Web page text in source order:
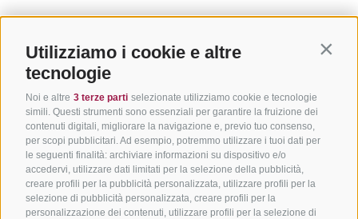
Utilizziamo i cookie e altre
tecnologie
Noi e altre 3 terze parti selezionate utilizziamo cookie e tecnologie
simili. Questi strumenti sono essenziali per garantire la fruizione dei
contenuti digitali, migliorare la navigazione e, previo tuo consenso,
per scopi pubblicitari. Ad esempio, potremmo utilizzare i tuoi dati per
le seguenti finalità: archiviare informazioni su dispositivo e/o
accedervi, utilizzare dati limitati per la selezione della pubblicità,
creare profili per la pubblicità personalizzata, utilizzare profili per la
selezione di pubblicità personalizzata, creare profili per la
personalizzazione dei contenuti, utilizzare profili per la selezione di